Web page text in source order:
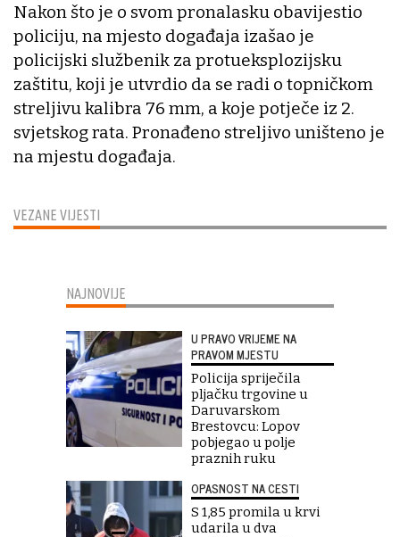
VEZANE VIJESTI
Nakon što je o svom pronalasku obavijestio
policiju, na mjesto događaja izašao je
policijski službenik za protueksplozijsku
zaštitu, koji je utvrdio da se radi o topničkom
streljivu kalibra 76 mm, a koje potječe iz 2.
svjetskog rata. Pronađeno streljivo uništeno je
na mjestu događaja.
NAJNOVIJE
U PRAVO VRIJEME NA
PRAVOM MJESTU
Policija spriječila
pljačku trgovine u
Daruvarskom
Brestovcu: Lopov
pobjegao u polje
praznih ruku
OPASNOST NA CESTI
S 1,85 promila u krvi
udarila u dva